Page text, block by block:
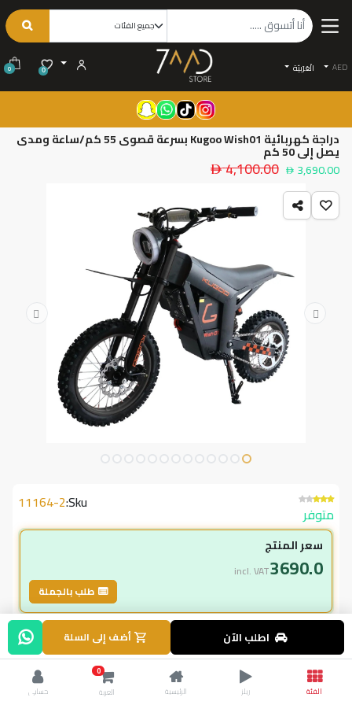
AED الْعَرَبيّة 0
0
دراجة كهربائية Kugoo Wish01 بسرعة قصوى 55 كم/ساعة ومدى
يصل إلى 50 كم
3,690.00
4,100.00
متوفر
Sku:
11164-2
سعر المنتج
3690.0
incl. VAT
طلب بالجملة
لاعضاء ال vip
3,690.00
incl. VAT
4,100.00 وفر
اطلب الآن أضف إلى السلة
الفئة ريلز الرئيسية
0
العربة
حسابي